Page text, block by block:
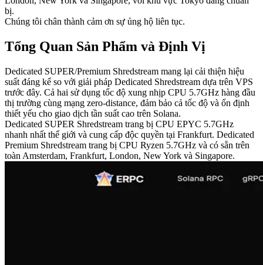
bị.
Chúng tôi chân thành cảm ơn sự ủng hộ liên tục.
Tổng Quan Sản Phẩm và Định Vị
Dedicated SUPER/Premium Shredstream mang lại cải thiện hiệu
suất đáng kể so với giải pháp Dedicated Shredstream dựa trên VPS
trước đây. Cả hai sử dụng tốc độ xung nhịp CPU 5.7GHz hàng đầu
thị trường cùng mạng zero-distance, đảm bảo cả tốc độ và ổn định
thiết yếu cho giao dịch tần suất cao trên Solana.
Dedicated SUPER Shredstream trang bị CPU EPYC 5.7GHz
nhanh nhất thế giới và cung cấp độc quyền tại Frankfurt. Dedicated
Premium Shredstream trang bị CPU Ryzen 5.7GHz và có sẵn trên
toàn Amsterdam, Frankfurt, London, New York và Singapore.